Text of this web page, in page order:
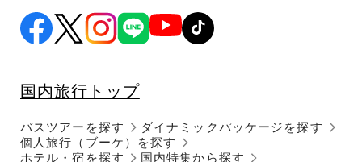
国内旅行トップ
バスツアーを探す
個人旅行（ブーケ）を探す
ダイナミックパッケージを探す
ホテル・宿を探す
国内特集から探す